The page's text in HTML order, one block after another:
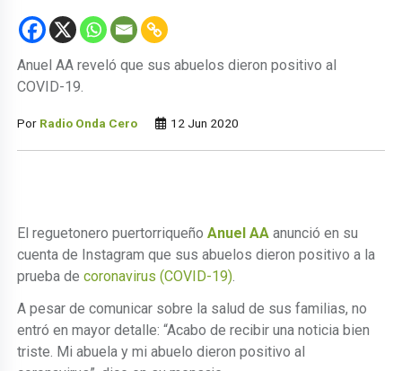
Anuel AA reveló que sus abuelos dieron positivo al
COVID-19.
Por Radio Onda Cero 12 Jun 2020
El reguetonero puertorriqueñoAnuel AA anunció en su
cuenta de Instagram que sus abuelos dieron positivo a la
prueba decoronavirus (COVID-19)
A pesar de comunicar sobre la salud de sus familias, no
entró en mayor detalle: “Acabo de recibir una noticia bien
triste. Mi abuela y mi abuelo dieron positivo al